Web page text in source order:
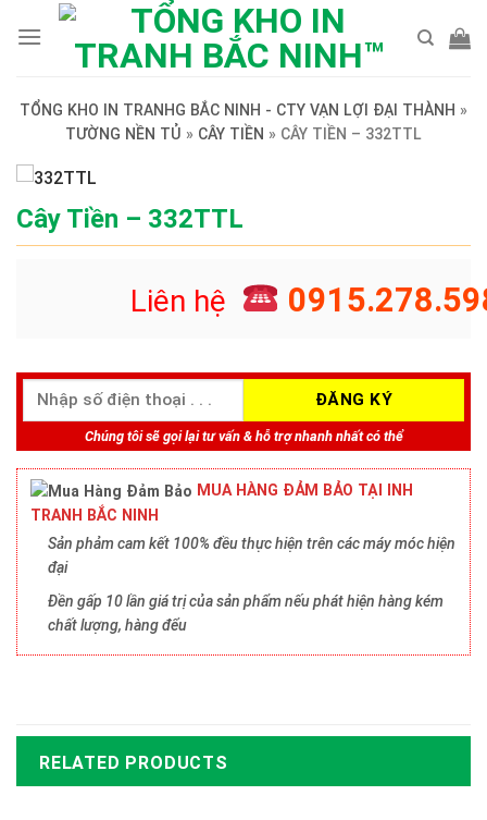
TỔNG KHO IN TRANHG BẮC NINH - CTY VẠN LỢI ĐẠI THÀNH »
TƯỜNG NỀN TỦ » CÂY TIỀN » CÂY TIỀN – 332TTL
Cây Tiền – 332TTL
Liên hệ
Chúng tôi sẽ gọi lại tư vấn & hỗ trợ nhanh nhất có thể
MUA HÀNG ĐẢM BẢO TẠI INH
TRANH BẮC NINH
Sản phảm cam kết 100% đều thực hiện trên các máy móc hiện
đại
Đền gấp 10 lần giá trị của sản phẩm nếu phát hiện hàng kém
chất lượng, hàng đểu
RELATED PRODUCTS